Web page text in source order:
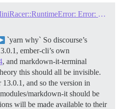
Multisite build error: #<MiniRacer::RuntimeError: Error: Parser rule not found: fragments_join>
`yarn why` So discourse’s
ember-cli’s own
, and markdown-it-terminal
this should all be invisible.
and so the version in
markdown-it should be
will be made available to their